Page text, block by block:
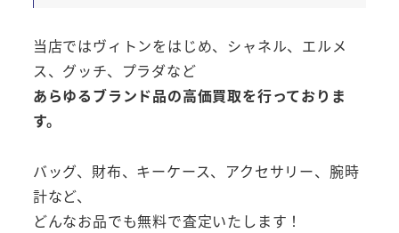
当店ではヴィトンをはじめ、シャネル、エルメ
ス、グッチ、プラダなど
あらゆるブランド品の高価買取を行っておりま
す。
バッグ、財布、キーケース、アクセサリー、腕時
計など、
どんなお品でも無料で査定いたします！